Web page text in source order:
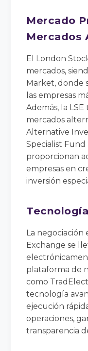
Mercado
Mercados
El London
mercados,
Market, donde
las empresas
Además, la
mercados
Alternative
Specialist Fund
proporcionan
empresas en
inversión
La negociación
Exchange se
plataforma de
como
tecnología
ejecución
operaciones,
transparencia